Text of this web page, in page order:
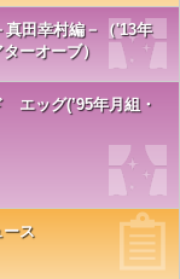
真田幸村編－（'13年
ーオーブ）
エッグ(’95年月組・
ス